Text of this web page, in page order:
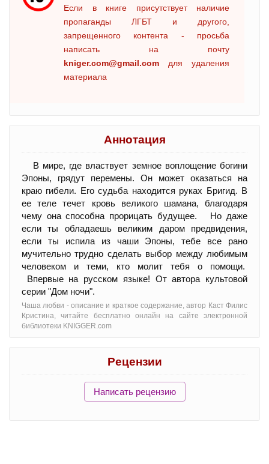
Если в книге присутствует наличие
пропаганды ЛГБТ и другого,
запрещенного контента - просьба
написать на почту
kniger.com@gmail.com для удаления
материала
Аннотация
В мире, где властвует земное воплощение богини
Эпоны, грядут перемены. Он может оказаться на
краю гибели. Его судьба находится руках Бригид. В
ее теле течет кровь великого шамана, благодаря
чему она способна прорицать будущее. Но даже
если ты обладаешь великим даром предвидения,
если ты испила из чаши Эпоны, тебе все рано
мучительно трудно сделать выбор между любимым
человеком и теми, кто молит тебя о помощи.
Впервые на русском языке! От автора культовой
серии "Дoм ночи".
Чаша любви - oписание и краткое содержание, автор Каст Филис
Кристина, читайте бесплатно онлайн на сайте электронной
библиотеки KNIGGER.com
Рецензии
Написать рецензию